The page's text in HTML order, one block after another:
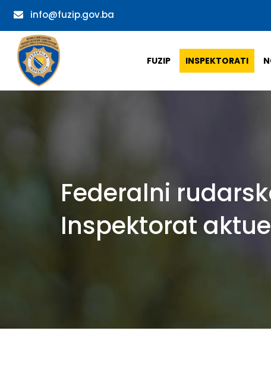
info@fuzip.gov.ba
FUZIP INSPEKTORATI
Federalni
Inspektorat